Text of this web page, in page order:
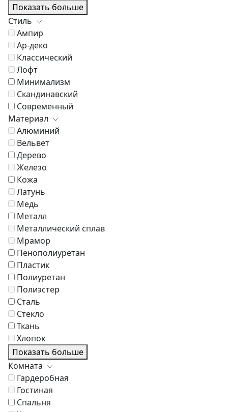
Показать больше
Стиль
Ампир
Ар-деко
Классический
Лофт
Минимализм
Скандинавский
Современный
Материал
Алюминий
Вельвет
Дерево
Железо
Кожа
Латунь
Медь
Металл
Металлический сплав
Мрамор
Пенополиуретан
Пластик
Полиуретан
Полиэстер
Сталь
Стекло
Ткань
Хлопок
Показать больше
Комната
Гардеробная
Гостиная
Спальня